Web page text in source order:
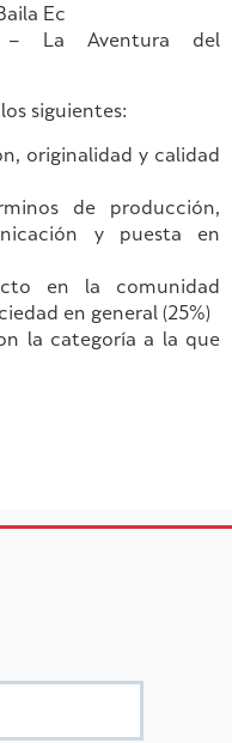
Ec
– La Aventura del
siguientes:
originalidad y calidad
de producción,
y puesta en
en la comunidad
en general (25%)
la categoría a la que